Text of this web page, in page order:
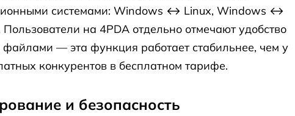
системами: Windows ↔ Linux, Windows ↔
Пользователи на 4PDA отдельно отмечают удобство
файлами — эта функция работает стабильнее, чем у
конкурентов в бесплатном тарифе.
и безопасность